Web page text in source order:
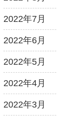
2022年7月
2022年6月
2022年5月
2022年4月
2022年3月